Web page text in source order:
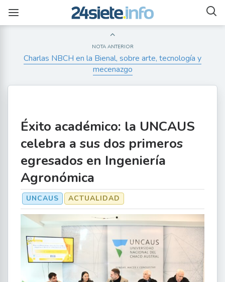
NOTA ANTERIOR
Charlas NBCH en la Bienal, sobre arte, tecnología y
mecenazgo
Éxito académico: la UNCAUS
celebra a sus dos primeros
egresados en Ingeniería
Agronómica
UNCAUS ACTUALIDAD